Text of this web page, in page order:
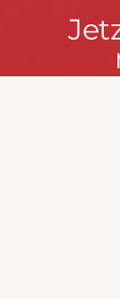
Jetzt
&